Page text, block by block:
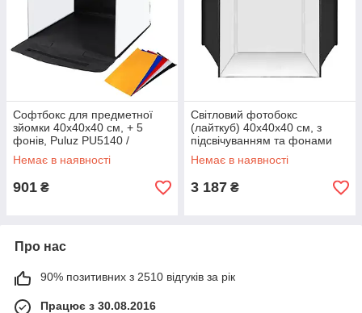
Софтбокс для предметної
зйомки 40х40х40 см, + 5
фонів, Puluz PU5140 /
Фотобокс для фотографій /
Лайтбокс
Немає в наявності
901 ₴
Світловий фотобокс
(лайткуб) 40x40x40 см, з
підсвічуванням та фонами
Puluz PU5042EU / Софтбок
для предметної зйомки
Немає в наявності
3 187 ₴
Про нас
90% позитивних з 2510 відгуків за рік
Працює з 30.08.2016